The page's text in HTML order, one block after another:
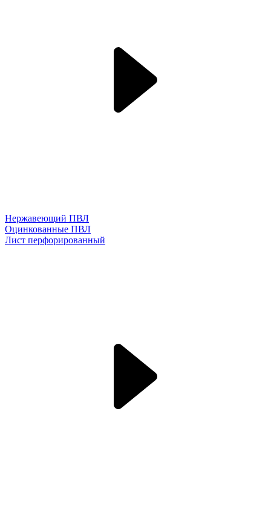
Нержавеющий ПВЛ
Оцинкованные ПВЛ
Лист перфорированный